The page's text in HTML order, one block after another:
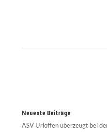
Neueste Beiträge
ASV Urloffen überzeugt bei